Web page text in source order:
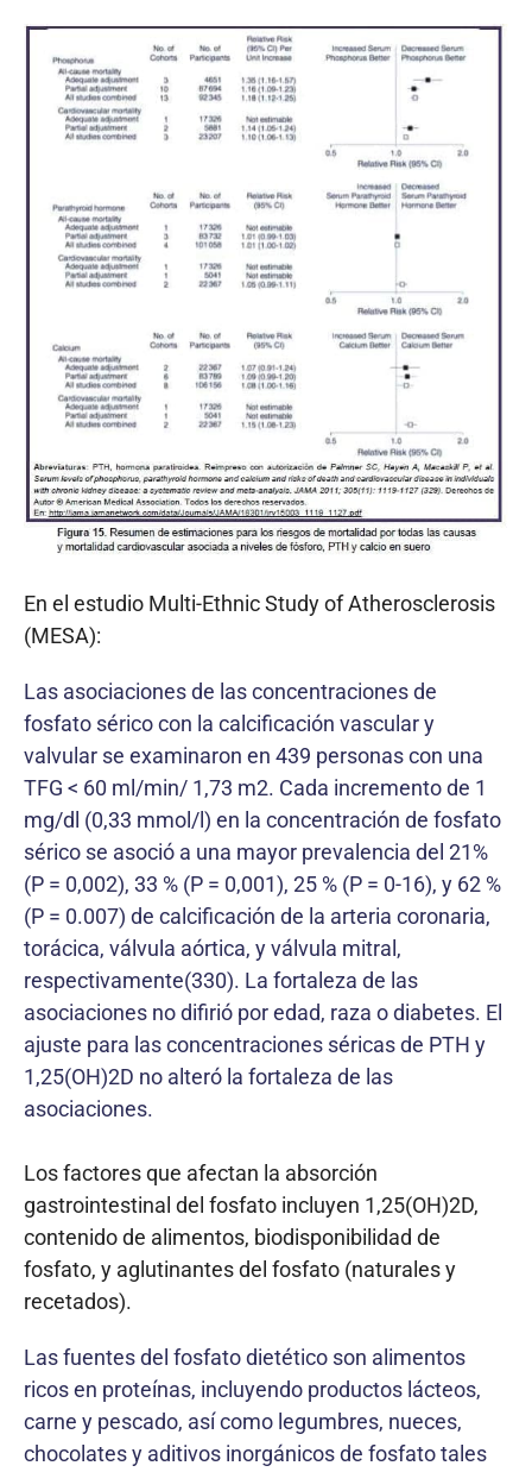
En el estudio Multi-Ethnic Study of Atherosclerosis
(MESA):
Las asociaciones de las concentraciones de
fosfato sérico con la calcificación vascular y
valvular se examinaron en 439 personas con una
TFG < 60 ml/min/ 1,73 m2. Cada incremento de 1
mg/dl (0,33 mmol/l) en la concentración de fosfato
sérico se asoció a una mayor prevalencia del 21%
(P = 0,002), 33 % (P = 0,001), 25 % (P = 0-16), y 62 %
(P = 0.007) de calcificación de la arteria coronaria,
torácica, válvula aórtica, y válvula mitral,
respectivamente(330). La fortaleza de las
asociaciones no difirió por edad, raza o diabetes. El
ajuste para las concentraciones séricas de PTH y
1,25(OH)2D no alteró la fortaleza de las
asociaciones.
Los factores que afectan la absorción
gastrointestinal del fosfato incluyen 1,25(OH)2D,
contenido de alimentos, biodisponibilidad de
fosfato, y aglutinantes del fosfato (naturales y
recetados).
Las fuentes del fosfato dietético son alimentos
ricos en proteínas, incluyendo productos lácteos,
carne y pescado, así como legumbres, nueces,
chocolates y aditivos inorgánicos de fosfato tales